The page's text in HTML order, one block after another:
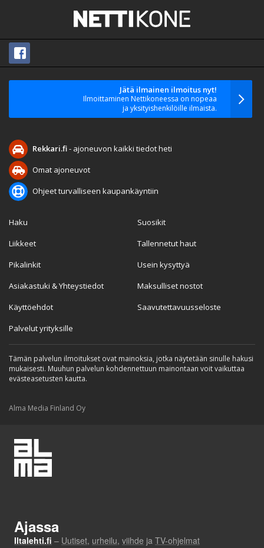
Jätä ilmainen ilmoitus nyt!
Ilmoittaminen Nettikoneessa on nopeaa
ja yksityishenkilöille ilmaista.
Rekkari.fi- ajoneuvon kaikki tiedot heti
Omat ajoneuvot
Ohjeet turvalliseen kaupankäyntiin
Haku
Liikkeet
Pikalinkit
Asiakastuki & Yhteystiedot
Käyttöehdot
Palvelut yrityksille
Suosikit
Tallennetut haut
Usein kysyttyä
Maksulliset nostot
Saavutettavuusseloste
Tämän palvelun ilmoitukset ovat mainoksia, jotka näytetään sinulle hakusi
mukaisesti. Muuhun palvelun kohdennettuun mainontaan voit vaikuttaa
evästeasetusten kautta.
Alma Media Finland Oy